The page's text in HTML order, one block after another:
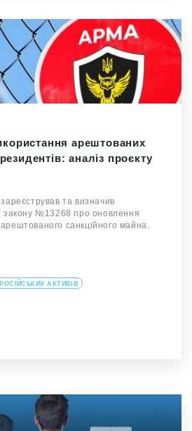
арештованих
аналіз проєкту
та визначив
закону №13268 про оновлення
санкційного майна.
АКТИВІВ